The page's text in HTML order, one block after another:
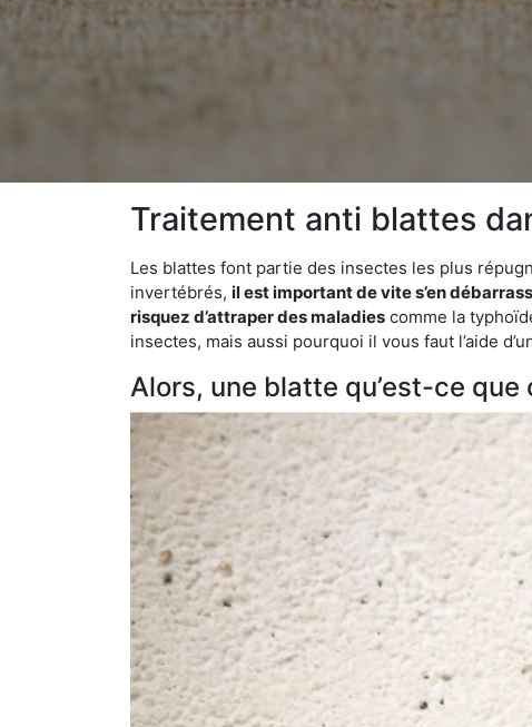
Traitement anti blattes
Les blattes font partie des insectes les plus
invertébrés, il est important de vite s’en
risquez d’attraper des maladies comme la
insectes, mais aussi pourquoi il vous faut l’aide
Alors, une blatte qu’est-ce que